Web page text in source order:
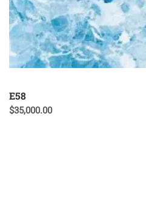
E58
$35,000.00